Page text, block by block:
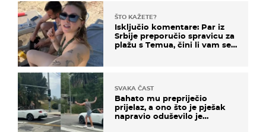
ŠTO KAŽETE?
Isključio komentare: Par iz
Srbije preporučio spravicu za
plažu s Temua, čini li vam se
SVAKA ČAST
Bahato mu prepriječio
prijelaz, a ono što je pješak
napravio oduševilo je